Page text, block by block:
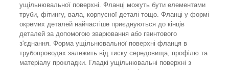
ущільнювальної поверхні. Фланці можуть бути елементами
труби, фітингу, вала, корпусної деталі тощо. Фланці у формі
окремих деталей найчастіше приєднуються до кінців
деталей за допомогою зварювання або гвинтового
з'єднання. Форма ущільнювальної поверхні фланця в
трубопроводах залежить від тиску середовища, профілю та
матеріалу прокладки. Гладкі ущільнювальні поверхні з